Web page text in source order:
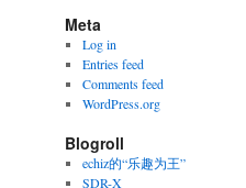
Meta
Log in
Entries feed
Comments feed
WordPress.org
Blogroll
echiz的“乐趣为王”
SDR-X